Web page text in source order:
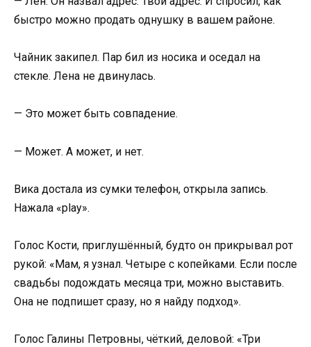
быстро можно продать однушку в вашем районе.
Чайник закипел. Пар бил из носика и оседал на
стекле. Лена не двинулась.
— Это может быть совпадение.
— Может. А может, и нет.
Вика достала из сумки телефон, открыла запись.
Нажала «play».
Голос Кости, приглушённый, будто он прикрывал рот
рукой: «Мам, я узнал. Четыре с копейками. Если после
свадьбы подождать месяца три, можно выставить.
Она не подпишет сразу, но я найду подход».
Голос Галины Петровны, чёткий, деловой: «Три